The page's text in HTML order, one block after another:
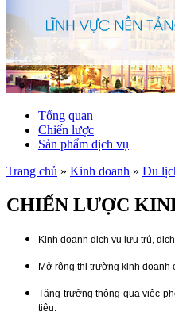
Tổng quan
Chiến lược
Sản phẩm dịch vụ
Trang chủ » Kinh doanh » Du
CHIẾN LƯỢC
Kinh doanh dịch vụ lưu trú,
Mở rộng thị trường kinh doanh
Tăng trưởng thông qua việc
tiêu.